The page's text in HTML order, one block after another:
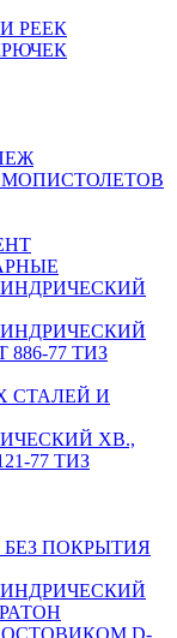
РЕЕК
77 ТИЗ
СТАЛЕЙ И
ХВ.,
77 ТИЗ
БЕЗ ПОКРЫТИЯ
D-